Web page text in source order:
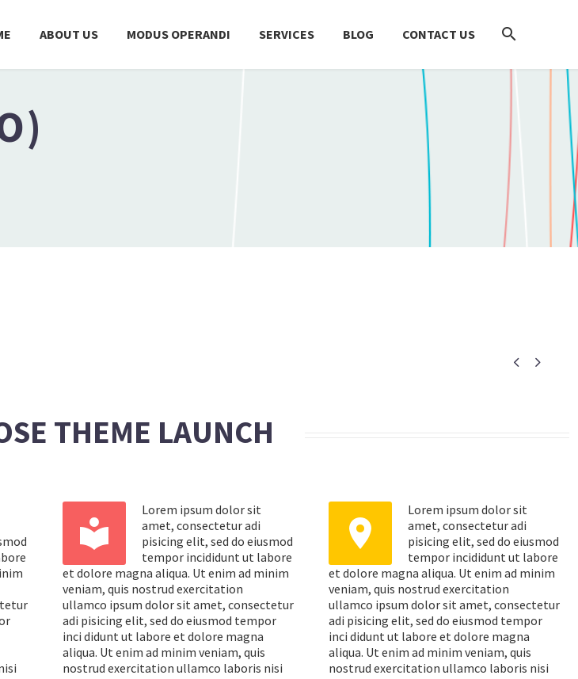
ABOUT US MODUS OPERANDI SERVICES BLOG CONTACT US
 
THEME LAUNCH


Lorem ipsum dolor sit
amet, consectetur adi
pisicing elit, sed do eiusmod
tempor incididunt ut labore
et dolore magna aliqua. Ut enim ad minim
veniam, quis nostrud exercitation
ullamco ipsum dolor sit amet, consectetur
adi pisicing elit, sed do eiusmod tempor
inci didunt ut labore et dolore magna
aliqua. Ut enim ad minim veniam, quis
nostrud exercitation ullamco laboris nisi


Lorem ipsum dolor sit
amet, consectetur adi
pisicing elit, sed do eiusmod
tempor incididunt ut labore
et dolore magna aliqua. Ut enim ad minim
veniam, quis nostrud exercitation
ullamco ipsum dolor sit amet, consectetur
adi pisicing elit, sed do eiusmod tempor
inci didunt ut labore et dolore magna
aliqua. Ut enim ad minim veniam, quis
nostrud exercitation ullamco laboris nisi